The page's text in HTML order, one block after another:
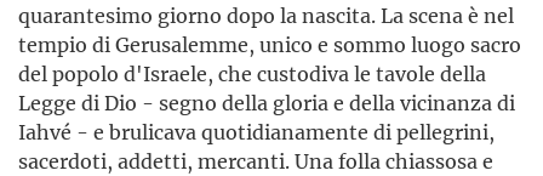
quarantesimo giorno dopo la nascita. La scena è nel
tempio di Gerusalemme, unico e sommo luogo sacro
del popolo d'Israele, che custodiva le tavole della
Legge di Dio - segno della gloria e della vicinanza di
Iahvé - e brulicava quotidianamente di pellegrini,
sacerdoti, addetti, mercanti. Una folla chiassosa e